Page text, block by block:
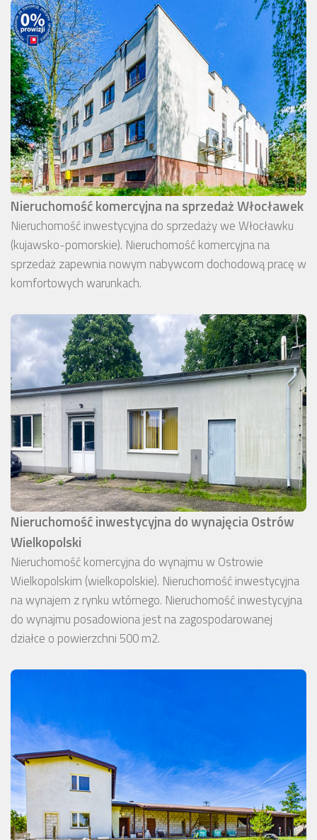
Nieruchomość komercyjna na sprzedaż Włocławek
Nieruchomość inwestycyjna do sprzedaży we Włocławku
(kujawsko-pomorskie). Nieruchomość komercyjna na
sprzedaż zapewnia nowym nabywcom dochodową pracę w
komfortowych warunkach.
Nieruchomość inwestycyjna do wynajęcia Ostrów
Wielkopolski
Nieruchomość komercyjna do wynajmu w Ostrowie
Wielkopolskim (wielkopolskie). Nieruchomość inwestycyjna
na wynajem z rynku wtórnego. Nieruchomość inwestycyjna
do wynajmu posadowiona jest na zagospodarowanej
działce o powierzchni 500 m2.